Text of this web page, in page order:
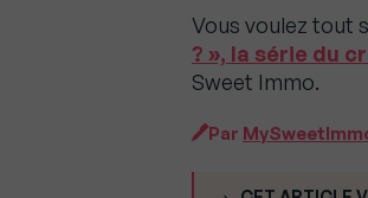
Vous voulez tout
? », la série du
Sweet Immo.
Par